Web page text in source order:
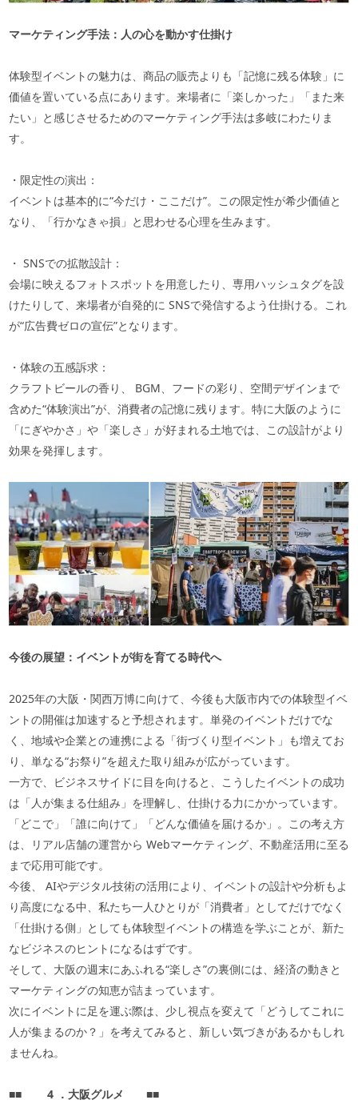
マーケティング手法：人の心を動かす仕掛け
体験型イベントの魅力は、商品の販売よりも「記憶に残る体験」に
価値を置いている点にあります。来場者に「楽しかった」「また来
たい」と感じさせるためのマーケティング手法は多岐にわたりま
す。
・限定性の演出：
イベントは基本的に“今だけ・ここだけ”。この限定性が希少価値と
なり、「行かなきゃ損」と思わせる心理を生みます。
・ SNSでの拡散設計：
会場に映えるフォトスポットを用意したり、専用ハッシュタグを設
けたりして、来場者が自発的に SNSで発信するよう仕掛ける。これ
が“広告費ゼロの宣伝”となります。
・体験の五感訴求：
クラフトビールの香り、 BGM 、フードの彩り、空間デザインまで
含めた“体験演出”が、消費者の記憶に残ります。特に大阪のように
「にぎやかさ」や「楽しさ」が好まれる土地では、この設計がより
効果を発揮します。
今後の展望：イベントが街を育てる時代へ
2025年の大阪・関西万博に向けて、今後も大阪市内での体験型イベ
ントの開催は加速すると予想されます。単発のイベントだけでな
く、地域や企業との連携による「街づくり型イベント」も増えてお
り、単なる“お祭り”を超えた取り組みが広がっています。
一方で、ビジネスサイドに目を向けると、こうしたイベントの成功
は「人が集まる仕組み」を理解し、仕掛ける力にかかっています。
「どこで」「誰に向けて」「どんな価値を届けるか」。この考え方
は、リアル店舗の運営から Webマーケティング、不動産活用に至る
まで応用可能です。
今後、 AIやデジタル技術の活用により、イベントの設計や分析もよ
り高度になる中、私たち一人ひとりが「消費者」としてだけでなく
「仕掛ける側」としても体験型イベントの構造を学ぶことが、新た
なビジネスのヒントになるはずです。
そして、大阪の週末にあふれる“楽しさ”の裏側には、経済の動きと
マーケティングの知恵が詰まっています。
次にイベントに足を運ぶ際は、少し視点を変えて「どうしてこれに
人が集まるのか？」を考えてみると、新しい気づきがあるかもしれ
ませんね。
■■ 4 ．大阪グルメ ■■